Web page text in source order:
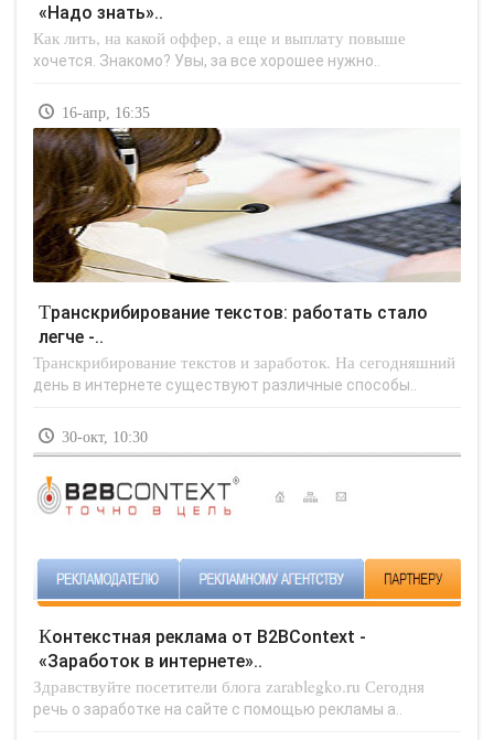
«Надо знать»..
Как лить, на какой оффер, а еще и выплату повыше
хочется. Знакомо? Увы, за все хорошее нужно..
16-апр, 16:35
Транскрибирование текстов: работать стало
легче -..
Транскрибирование текстов и заработок. На сегодняшний
день в интернете существуют различные способы..
30-окт, 10:30
Контекстная реклама от B2BContext -
«Заработок в интернете»..
Здравствуйте посетители блога zarablegko.ru Сегодня
речь о заработке на сайте с помощью рекламы а..